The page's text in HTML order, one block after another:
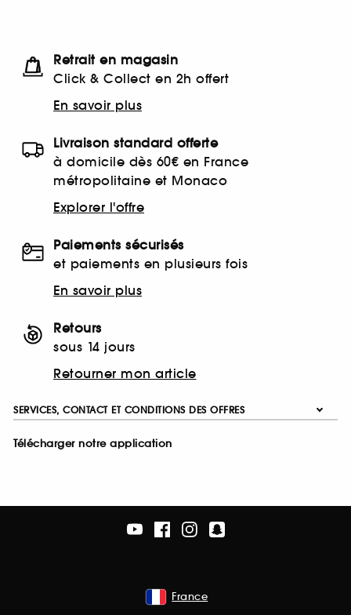
Retrait en magasin
Click & Collect en 2h offert
En savoir plus
Livraison standard offerte
à domicile dès 60€ en France
métropolitaine et Monaco
Explorer l'offre
Paiements sécurisés
et paiements en plusieurs fois
En savoir plus
Retours
sous 14 jours
Retourner mon article
SERVICES, CONTACT ET CONDITIONS DES OFFRES
Télécharger notre application
France